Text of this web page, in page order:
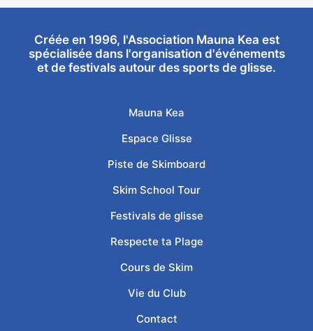
Créée en 1996, l'Association Mauna Kea est
spécialisée dans l'organisation d'événements
et de festivals autour des sports de glisse.
Mauna Kea
Espace Glisse
Piste de Skimboard
Skim School Tour
Festivals de glisse
Respecte ta Plage
Cours de Skim
Vie du Club
Contact